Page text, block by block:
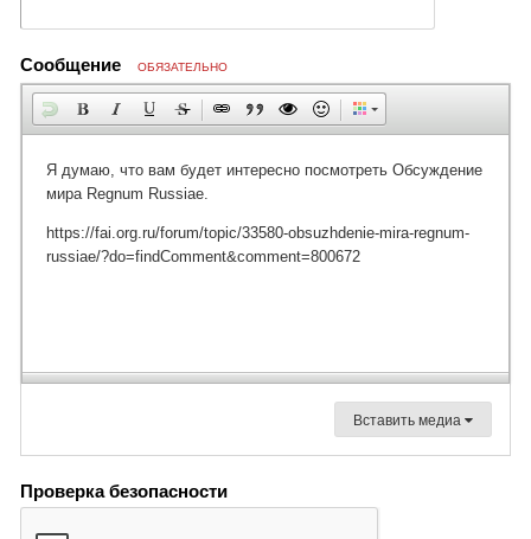
Сообщение ОБЯЗАТЕЛЬНО
Вставить медиа
Проверка безопасности